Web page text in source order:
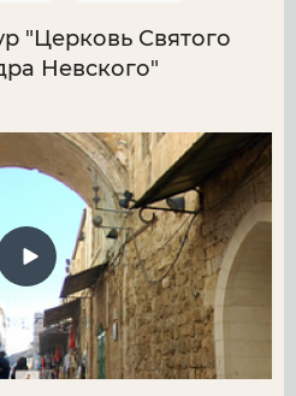
"Церковь Святого
Невского"